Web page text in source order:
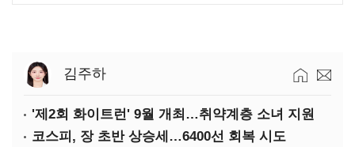
김주하
'제2회 화이트런' 9월 개최…취약계층 소녀 지원
코스피, 장 초반 상승세…6400선 회복 시도